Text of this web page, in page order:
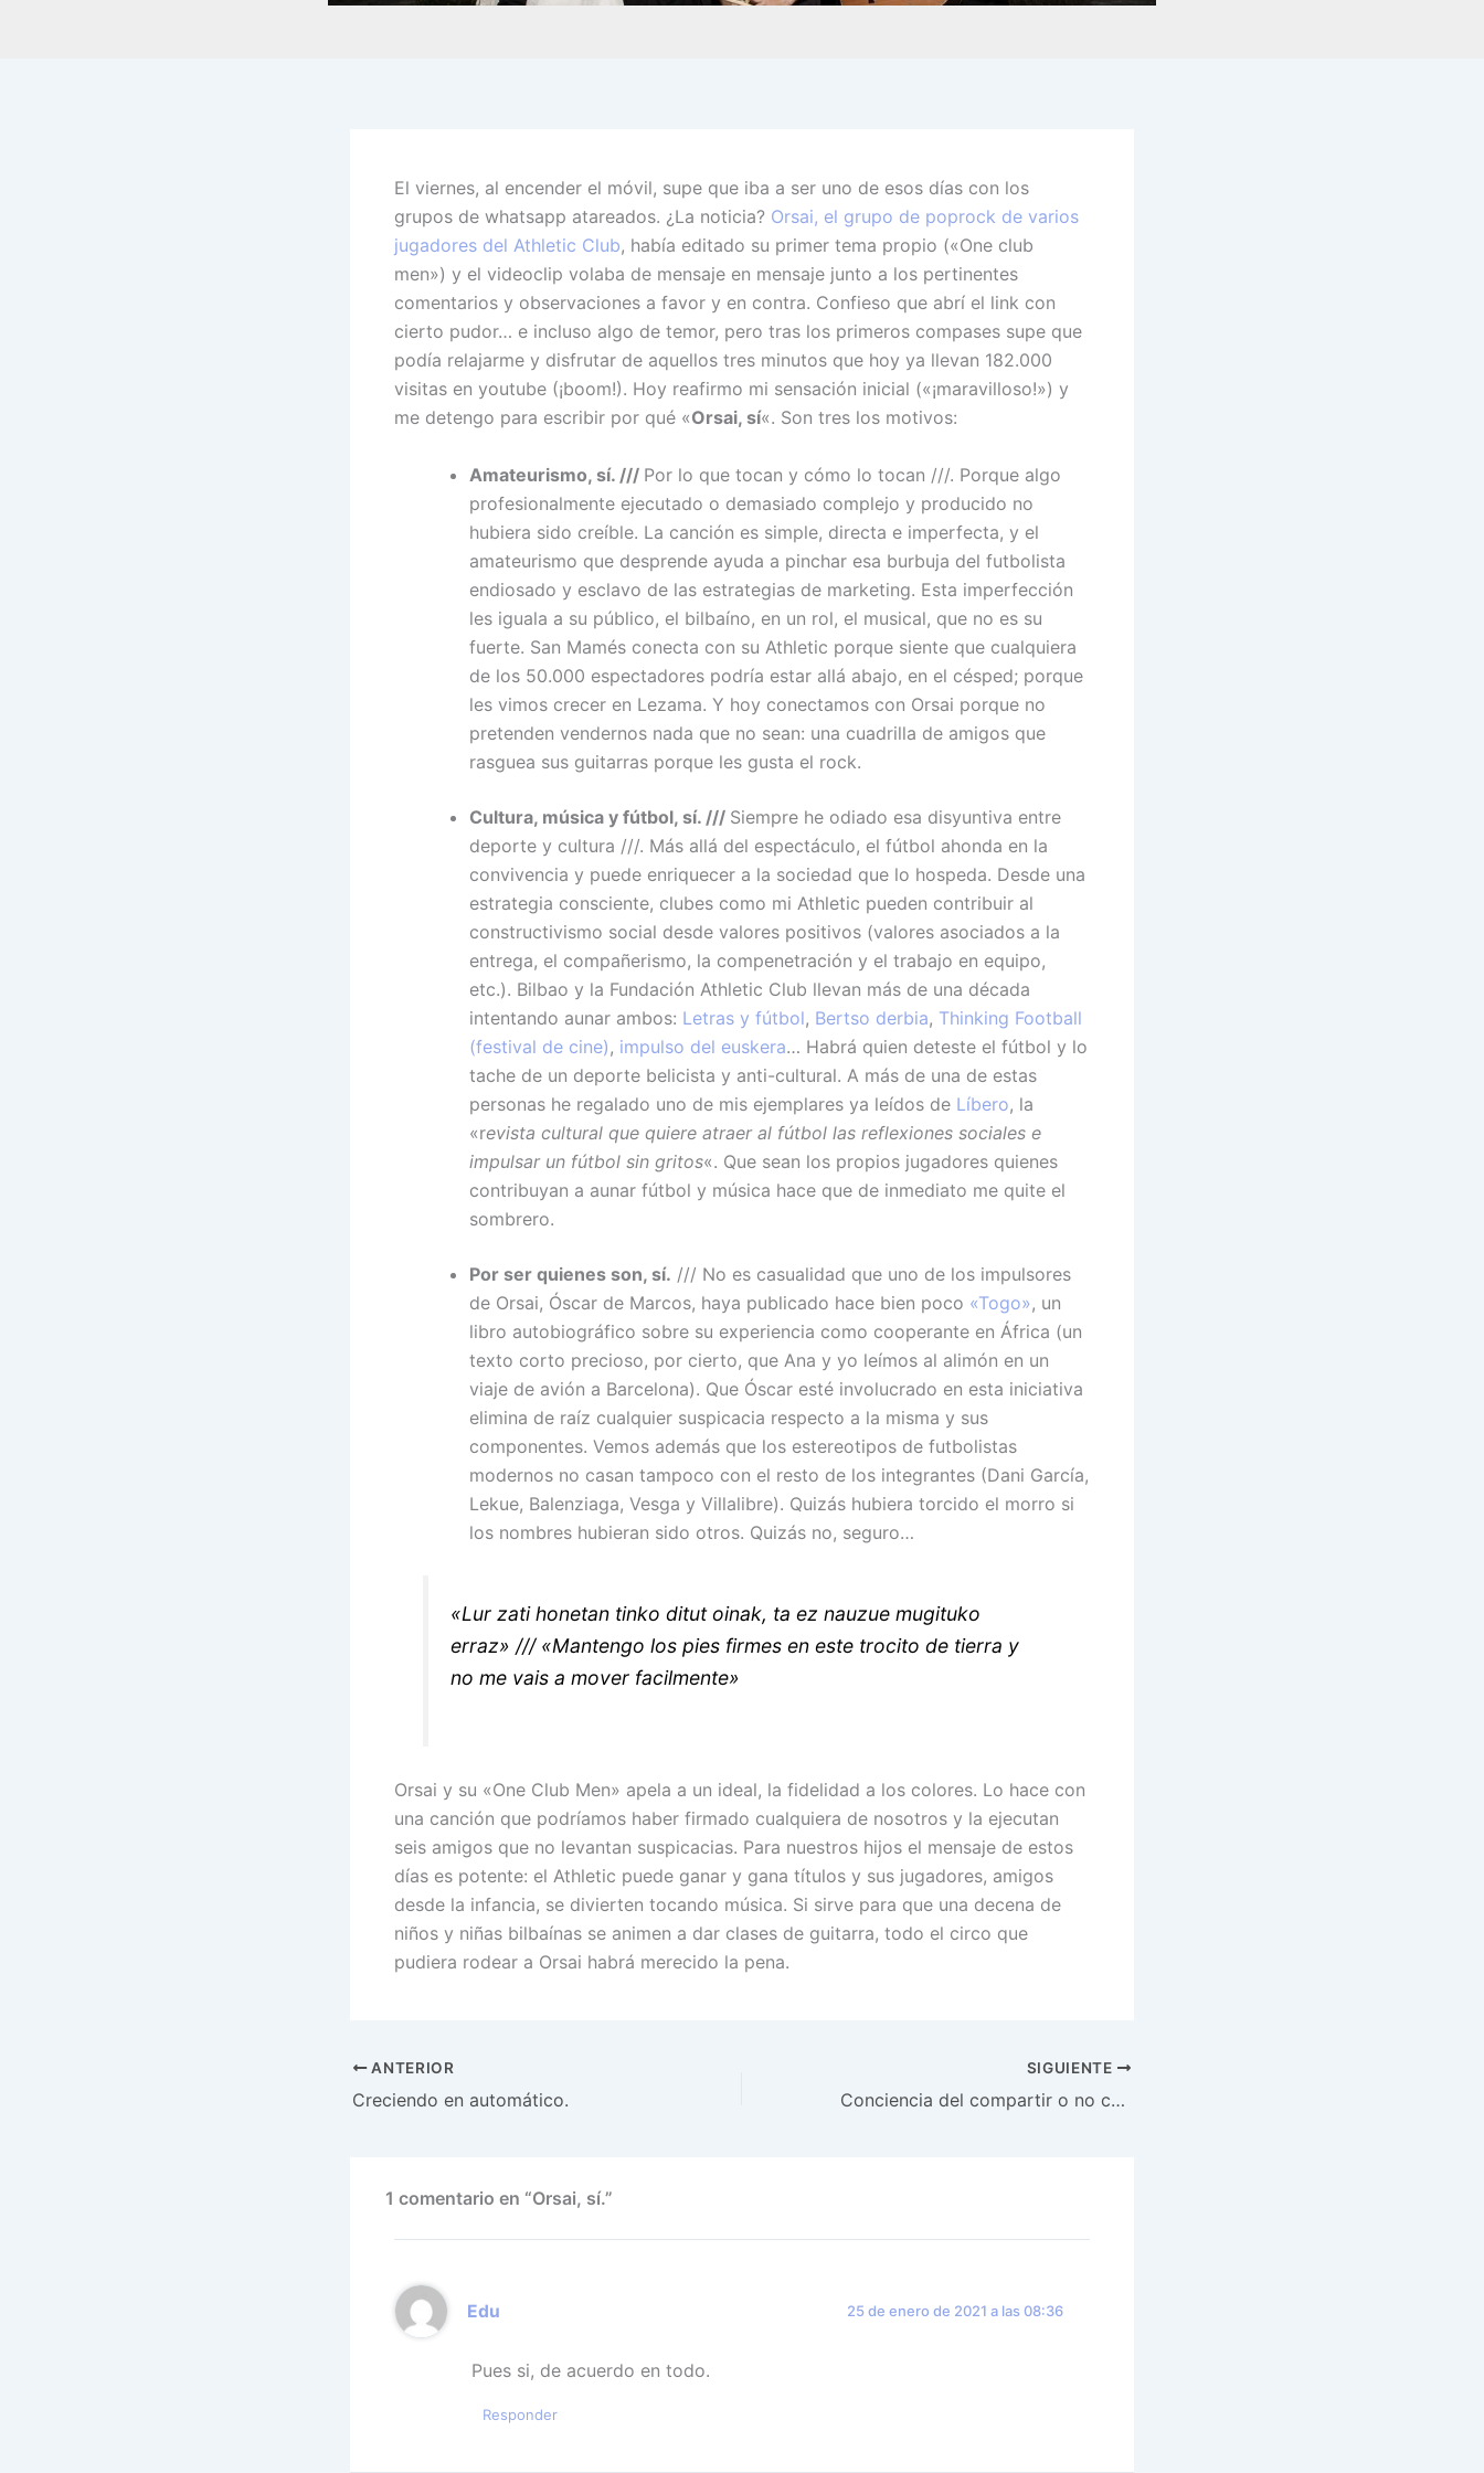
El viernes, al encender el móvil, supe que iba a ser uno de esos días con los
grupos de whatsapp atareados. ¿La noticia? Orsai, el grupo de poprock de varios
jugadores del Athletic Club, había editado su primer tema propio («One club
men») y el videoclip volaba de mensaje en mensaje junto a los pertinentes
comentarios y observaciones a favor y en contra. Confieso que abrí el link con
cierto pudor… e incluso algo de temor, pero tras los primeros compases supe que
podía relajarme y disfrutar de aquellos tres minutos que hoy ya llevan 182.000
visitas en youtube (¡boom!). Hoy reafirmo mi sensación inicial («¡maravilloso!») y
me detengo para escribir por qué «Orsai, sí«. Son tres los motivos:
Amateurismo, sí. /// Por lo que tocan y cómo lo tocan ///. Porque algo
profesionalmente ejecutado o demasiado complejo y producido no
hubiera sido creíble. La canción es simple, directa e imperfecta, y el
amateurismo que desprende ayuda a pinchar esa burbuja del futbolista
endiosado y esclavo de las estrategias de marketing. Esta imperfección
les iguala a su público, el bilbaíno, en un rol, el musical, que no es su
fuerte. San Mamés conecta con su Athletic porque siente que cualquiera
de los 50.000 espectadores podría estar allá abajo, en el césped; porque
les vimos crecer en Lezama. Y hoy conectamos con Orsai porque no
pretenden vendernos nada que no sean: una cuadrilla de amigos que
rasguea sus guitarras porque les gusta el rock.
Cultura, música y fútbol, sí. /// Siempre he odiado esa disyuntiva entre
deporte y cultura ///. Más allá del espectáculo, el fútbol ahonda en la
convivencia y puede enriquecer a la sociedad que lo hospeda. Desde una
estrategia consciente, clubes como mi Athletic pueden contribuir al
constructivismo social desde valores positivos (valores asociados a la
entrega, el compañerismo, la compenetración y el trabajo en equipo,
etc.). Bilbao y la Fundación Athletic Club llevan más de una década
intentando aunar ambos: Letras y fútbol, Bertso derbia, Thinking Football
(festival de cine) , impulso del euskera… Habrá quien deteste el fútbol y lo
tache de un deporte belicista y anti-cultural. A más de una de estas
personas he regalado uno de mis ejemplares ya leídos de Líbero, la
«revista cultural que quiere atraer al fútbol las reflexiones sociales e
impulsar un fútbol sin gritos«. Que sean los propios jugadores quienes
contribuyan a aunar fútbol y música hace que de inmediato me quite el
sombrero.
Por ser quienes son, sí. /// No es casualidad que uno de los impulsores
de Orsai, Óscar de Marcos, haya publicado hace bien poco «Togo», un
libro autobiográfico sobre su experiencia como cooperante en África (un
texto corto precioso, por cierto, que Ana y yo leímos al alimón en un
viaje de avión a Barcelona). Que Óscar esté involucrado en esta iniciativa
elimina de raíz cualquier suspicacia respecto a la misma y sus
componentes. Vemos además que los estereotipos de futbolistas
modernos no casan tampoco con el resto de los integrantes (Dani García,
Lekue, Balenziaga, Vesga y Villalibre). Quizás hubiera torcido el morro si
los nombres hubieran sido otros. Quizás no, seguro…
«Lur zati honetan tinko ditut oinak, ta ez nauzue mugituko
erraz» /// «Mantengo los pies firmes en este trocito de tierra y
no me vais a mover facilmente»
Orsai y su «One Club Men» apela a un ideal, la fidelidad a los colores. Lo hace con
una canción que podríamos haber firmado cualquiera de nosotros y la ejecutan
seis amigos que no levantan suspicacias. Para nuestros hijos el mensaje de estos
días es potente: el Athletic puede ganar y gana títulos y sus jugadores, amigos
desde la infancia, se divierten tocando música. Si sirve para que una decena de
niños y niñas bilbaínas se animen a dar clases de guitarra, todo el circo que
pudiera rodear a Orsai habrá merecido la pena.
ANTERIOR
Creciendo en automático.
SIGUIENTE
Conciencia del compartir o no compartir.
1 comentario en “Orsai, sí.”
Edu 25 de enero de 2021 a las 08:36
Pues si, de acuerdo en todo.
Responder